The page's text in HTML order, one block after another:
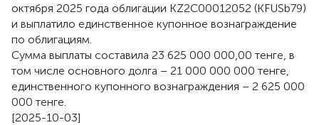
oктября 2025 года облигации KZ2C00012052 (KFUSb79)
и выплатило единственное купонное вознаграждение
по облигациям.
Сумма выплаты составила 23 625 000 000,00 тенге, в
том числе основного долга – 21 000 000 000 тенге,
единственного купонного вознаграждения – 2 625 000
000 тенге.
[2025-10-03]